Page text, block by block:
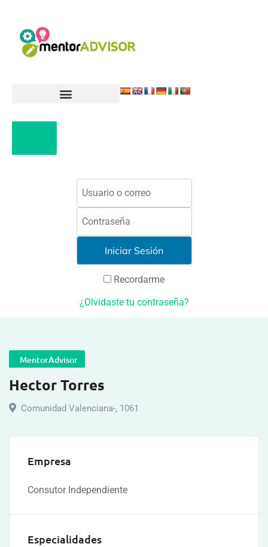
Recordarme
¿Olvidaste tu contraseña?
MentorAdvisor
Hector Torres
Comunidad Valenciana-, 1061
Empresa
Consutor Independiente
Especialidades